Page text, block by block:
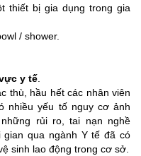
thiết bị gia dụng trong gia
/ shower.
y tế
thù, hầu hết các nhân viên
nhiều yếu tố nguy cơ ảnh
rủi ro, tai nạn nghề
qua ngành Y tế đã có
sinh lao động trong cơ sở.